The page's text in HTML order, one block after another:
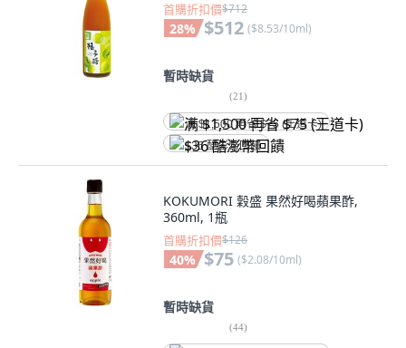
首購折扣價$712
28% $512 ($8.53/10ml)
暫時缺貨
(21)
满 $1,500 再省 $75 (王道卡)
$36 酷澎幣回饋
KOKUMORI 穀盛 果然好喝蘋果酢,
360ml, 1瓶
首購折扣價$126
40% $75 ($2.08/10ml)
暫時缺貨
(44)